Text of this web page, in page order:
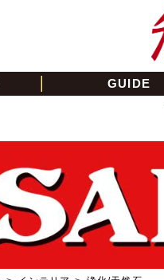
GUIDE